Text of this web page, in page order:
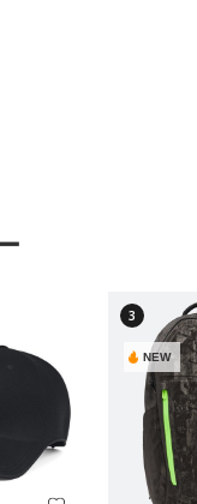
3
NEW